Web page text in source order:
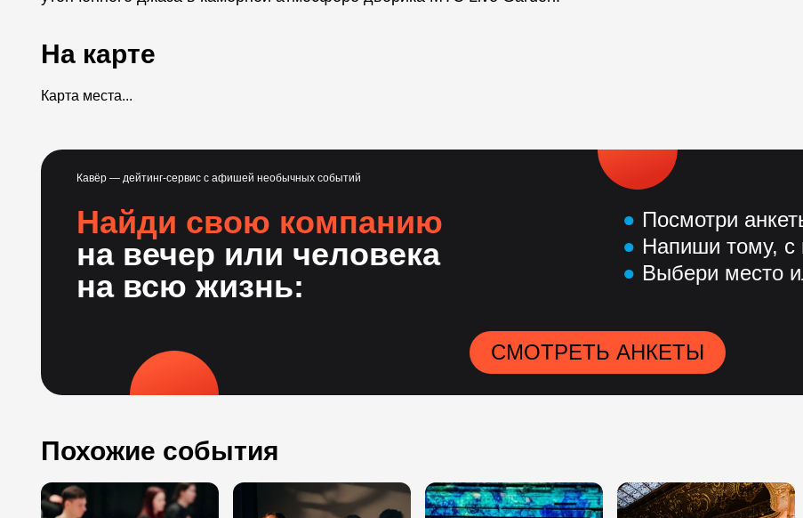
На карте
Карта места...
Кавёр — дейтинг-сервис с афишей необычных событий
Найди свою компанию
на вечер или человека
на всю жизнь:
● Посмотри
● Напиши тому, с
● Выбери место
СМОТРЕТЬ АНКЕТЫ
Похожие события